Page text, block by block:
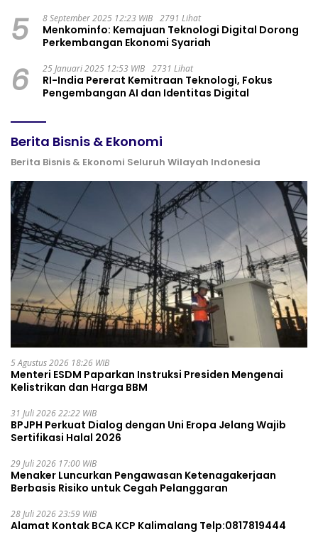
5 8 September 2025 12:23 WIB 2791 Lihat
Menkominfo: Kemajuan Teknologi Digital Dorong
Perkembangan Ekonomi Syariah
6 25 Januari 2025 12:53 WIB 2731 Lihat
RI-India Pererat Kemitraan Teknologi, Fokus
Pengembangan AI dan Identitas Digital
Berita Bisnis & Ekonomi
Berita Bisnis & Ekonomi Seluruh Wilayah Indonesia
5 Agustus 2026 18:26 WIB
Menteri ESDM Paparkan Instruksi Presiden Mengenai
Kelistrikan dan Harga BBM
31 Juli 2026 22:22 WIB
BPJPH Perkuat Dialog dengan Uni Eropa Jelang Wajib
Sertifikasi Halal 2026
29 Juli 2026 17:00 WIB
Menaker Luncurkan Pengawasan Ketenagakerjaan
Berbasis Risiko untuk Cegah Pelanggaran
28 Juli 2026 23:59 WIB
Alamat Kontak BCA KCP Kalimalang Telp:0817819444